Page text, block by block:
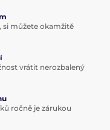
si můžete okamžitě
vrátit nerozbalený
ročně je zárukou